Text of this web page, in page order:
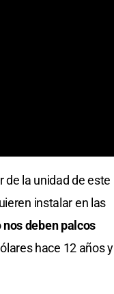
de la unidad de este
instalar en las
nos deben palcos
hace 12 años y